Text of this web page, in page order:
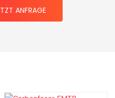
ANFRAGE